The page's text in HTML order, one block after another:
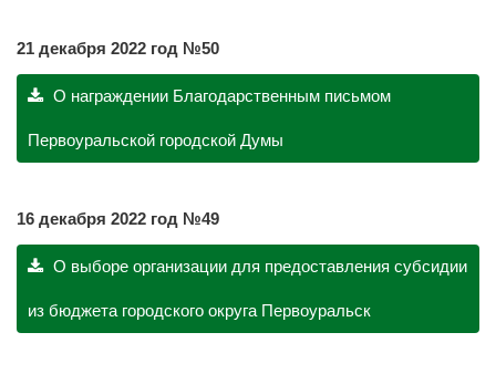
21 декабря 2022 год №50
О награждении Благодарственным письмом
Первоуральской городской Думы
16 декабря 2022 год №49
О выборе организации для предоставления субсидии
из бюджета городского округа Первоуральск